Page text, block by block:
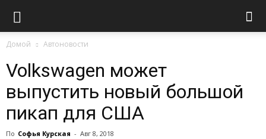
Домой Автоновости
Volkswagen может
выпустить новый большой
пикап для США
По Софья Курская - Авг 8, 2018